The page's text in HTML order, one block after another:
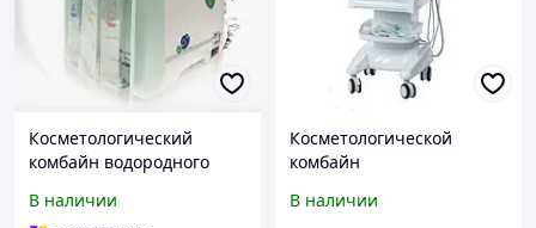
Косметологический
комбайн водородного
Small Bubble, с
В наличии
Косметологической
комбайн
NOVA mod.W-02
В наличии